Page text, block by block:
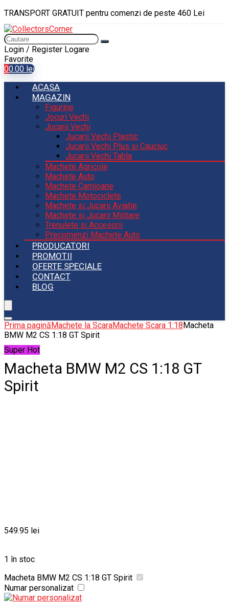
TRANSPORT GRATUIT pentru comenzi de peste 460 Lei
Login / Register Logare
Favorite
00.00 lei
ACASA
MAGAZIN
Figurine
Jocuri Vechi
Jucarii Vechi
Jucarii Vechi Plastic
Jucarii Vechi Plus si Cauciuc
Jucarii Vechi Tabla
Machete Agricole
Machete Auto
Machete Camioane
Machete Motociclete
Machete si Jucarii Aviatie
Machete si Jucarii Militare
Trenulete si Accesorii
Precomenzi Machete Auto
PRODUCATORI
PROMOTII
OFERTE SPECIALE
CONTACT
BLOG
Prima paginăMachete la ScaraMachete Scara 1:18Macheta
BMW M2 CS 1:18 GT Spirit
Super Hot
Macheta BMW M2 CS 1:18 GT
Spirit
549.95 lei
1 în stoc
Macheta BMW M2 CS 1:18 GT Spirit
Numar personalizat